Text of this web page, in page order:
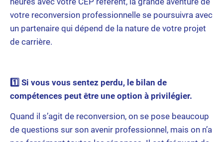
votre reconversion professionnelle se poursuivra avec
un partenaire qui dépend de la nature de votre projet
de carrière.
1️⃣ Si vous vous sentez perdu, le bilan de
compétences peut être une option à privilégier.
Quand il s’agit de reconversion, on se pose beaucoup
de questions sur son avenir professionnel, mais on n’a